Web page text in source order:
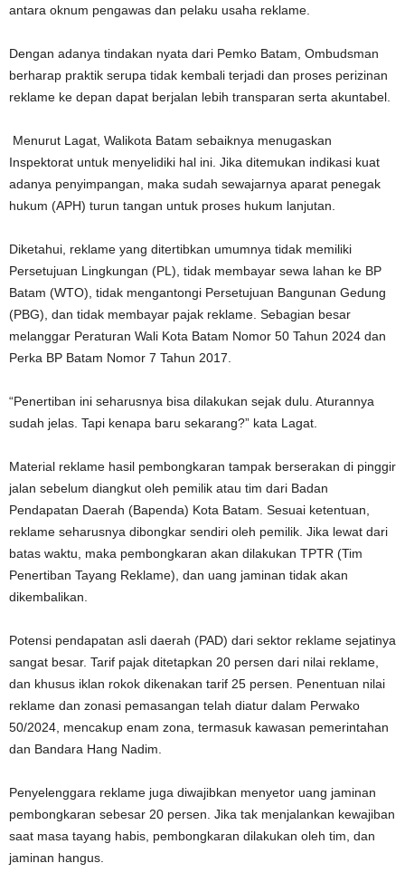
antara oknum pengawas dan pelaku usaha reklame.
Dengan adanya tindakan nyata dari Pemko Batam, Ombudsman
berharap praktik serupa tidak kembali terjadi dan proses perizinan
reklame ke depan dapat berjalan lebih transparan serta akuntabel.
Menurut Lagat, Walikota Batam sebaiknya menugaskan
Inspektorat untuk menyelidiki hal ini. Jika ditemukan indikasi kuat
adanya penyimpangan, maka sudah sewajarnya aparat penegak
hukum (APH) turun tangan untuk proses hukum lanjutan.
Diketahui, reklame yang ditertibkan umumnya tidak memiliki
Persetujuan Lingkungan (PL), tidak membayar sewa lahan ke BP
Batam (WTO), tidak mengantongi Persetujuan Bangunan Gedung
(PBG), dan tidak membayar pajak reklame. Sebagian besar
melanggar Peraturan Wali Kota Batam Nomor 50 Tahun 2024 dan
Perka BP Batam Nomor 7 Tahun 2017.
“Penertiban ini seharusnya bisa dilakukan sejak dulu. Aturannya
sudah jelas. Tapi kenapa baru sekarang?” kata Lagat.
Material reklame hasil pembongkaran tampak berserakan di pinggir
jalan sebelum diangkut oleh pemilik atau tim dari Badan
Pendapatan Daerah (Bapenda) Kota Batam. Sesuai ketentuan,
reklame seharusnya dibongkar sendiri oleh pemilik. Jika lewat dari
batas waktu, maka pembongkaran akan dilakukan TPTR (Tim
Penertiban Tayang Reklame), dan uang jaminan tidak akan
dikembalikan.
Potensi pendapatan asli daerah (PAD) dari sektor reklame sejatinya
sangat besar. Tarif pajak ditetapkan 20 persen dari nilai reklame,
dan khusus iklan rokok dikenakan tarif 25 persen. Penentuan nilai
reklame dan zonasi pemasangan telah diatur dalam Perwako
50/2024, mencakup enam zona, termasuk kawasan pemerintahan
dan Bandara Hang Nadim.
Penyelenggara reklame juga diwajibkan menyetor uang jaminan
pembongkaran sebesar 20 persen. Jika tak menjalankan kewajiban
saat masa tayang habis, pembongkaran dilakukan oleh tim, dan
jaminan hangus.